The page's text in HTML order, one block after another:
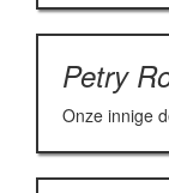
Petry
Onze innige